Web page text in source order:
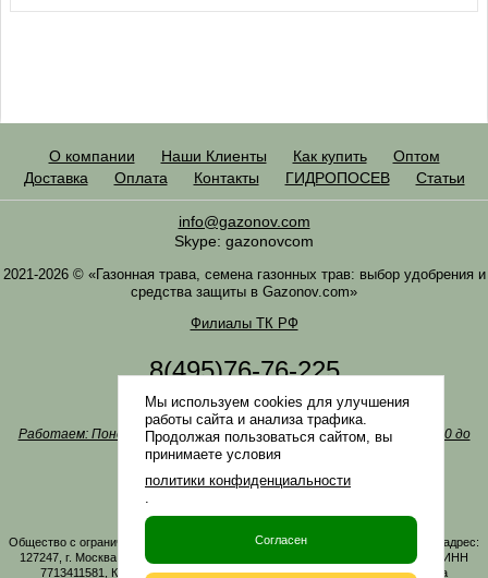
О компании Наши Клиенты Как купить
Оптом
Доставка
Оплата Контакты ГИДРОПОСЕВ Статьи
info@gazonov.com
Skype: gazonovcom
2021-2026 © «Газонная трава, семена газонных трав: выбор удобрения и
средства защиты в Gazonov.com»
Филиалы ТК РФ
8(495)76-76-225
8(985)76-76-335
Наша почтаinfo@gazonov.com
Работаем: Понедельник-четверг с 10:00 до 18:00, пятница - с 10:00 до
17:00
Наши награды и письма
Политика конфиденциальности
Заказать обратный звонок
Общество с ограниченной ответственностью «ГАЗОНОВКОМ» Юридический адрес:
127247, г. Москва, Дмитровское ш., д. 100, стр. 2, этаж 01, помещение 3106 ИНН
7713411581, КПП 771301001 ОГРН 1167746161219. Все материалы сайта
Мы используем cookies для улучшения
работы сайта и анализа трафика.
Продолжая пользоваться сайтом, вы
принимаете условия
политики конфиденциальности
.
Согласен